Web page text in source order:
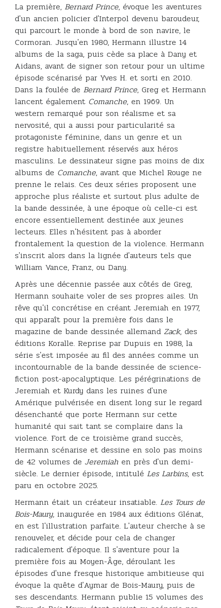
La première, Bernard Prince, évoque les aventures
d'un ancien policier d'Interpol devenu baroudeur,
qui parcourt le monde à bord de son navire, le
Cormoran. Jusqu'en 1980, Hermann illustre 14
albums de la saga, puis cède sa place à Dany et
Aidans, avant de signer son retour pour un ultime
épisode scénarisé par Yves H. et sorti en 2010.
Dans la foulée de Bernard Prince, Greg et Hermann
lancent également Comanche, en 1969. Un
western remarqué pour son réalisme et sa
nervosité, qui a aussi pour particularité sa
protagoniste féminine, dans un genre et un
registre habituellement réservés aux héros
masculins. Le dessinateur signe pas moins de dix
albums de Comanche, avant que Michel Rouge ne
prenne le relais. Ces deux séries proposent une
approche plus réaliste et surtout plus adulte de
la bande dessinée, à une époque où celle-ci est
encore essentiellement destinée aux jeunes
lecteurs. Elles n'hésitent pas à aborder
frontalement la question de la violence. Hermann
s'inscrit alors dans la lignée d'auteurs tels que
William Vance, Franz, ou Dany.
Après une décennie passée aux côtés de Greg,
Hermann souhaite voler de ses propres ailes. Un
rêve qu'il concrétise en créant Jeremiah en 1977,
qui apparaît pour la première fois dans le
magazine de bande dessinée allemand Zack, des
éditions Koralle. Reprise par Dupuis en 1988, la
série s'est imposée au fil des années comme un
incontournable de la bande dessinée de science-
fiction post-apocalyptique. Les pérégrinations de
Jeremiah et Kurdy dans les ruines d'une
Amérique pulvérisée en disent long sur le regard
désenchanté que porte Hermann sur cette
humanité qui sait tant se complaire dans la
violence. Fort de ce troisième grand succès,
Hermann scénarise et dessine en solo pas moins
de 42 volumes de Jeremiah en près d'un demi-
siècle. Le dernier épisode, intitulé Les Larbins, est
paru en octobre 2025.
Hermann était un créateur insatiable. Les Tours de
Bois-Maury, inaugurée en 1984 aux éditions Glénat,
en est l'illustration parfaite. L'auteur cherche à se
renouveler, et décide pour cela de changer
radicalement d'époque. Il s'aventure pour la
première fois au Moyen-Âge, déroulant les
épisodes d'une fresque historique ambitieuse qui
évoque la quête d'Aymar de Bois-Maury, puis de
ses descendants. Hermann publie 15 volumes des